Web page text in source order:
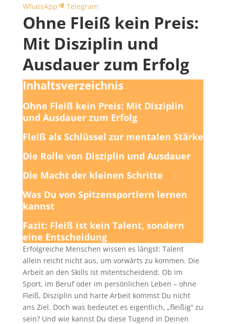
on
on
WhatsApp
Share
on
Telegram
Ohne Fleiß kein Preis:
Mit Disziplin und
Ausdauer zum Erfolg
Inhaltsverzeichnis
Ohne Fleiß kein Preis: Mit Disziplin
und Ausdauer zum Erfolg
Fleiß als Schlüssel zur mentalen Stärke
Die Rolle von Disziplin und Ausdauer
Die Macht der kleinen Schritte
Was Du von Spitzensportlern lernen
kannst
Fazit: Fleiß ist kein Talent, sondern
eine Entscheidung
Erfolgreiche Menschen wissen es längst: Talent
allein reicht nicht aus, um vorwärts zu kommen. Die
Arbeit an den Skills ist mitentscheidend. Ob im
Sport, im Beruf oder im persönlichen Leben – ohne
Fleiß, Disziplin und harte Arbeit kommst Du nicht
ans Ziel. Doch was bedeutet es eigentlich, „fleißig“ zu
sein? Und wie kannst Du diese Tugend in Deinen